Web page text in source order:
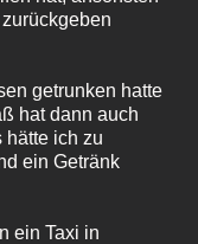
getrunken hatte
hat dann auch
hätte ich zu
ein Getränk
ein Taxi in